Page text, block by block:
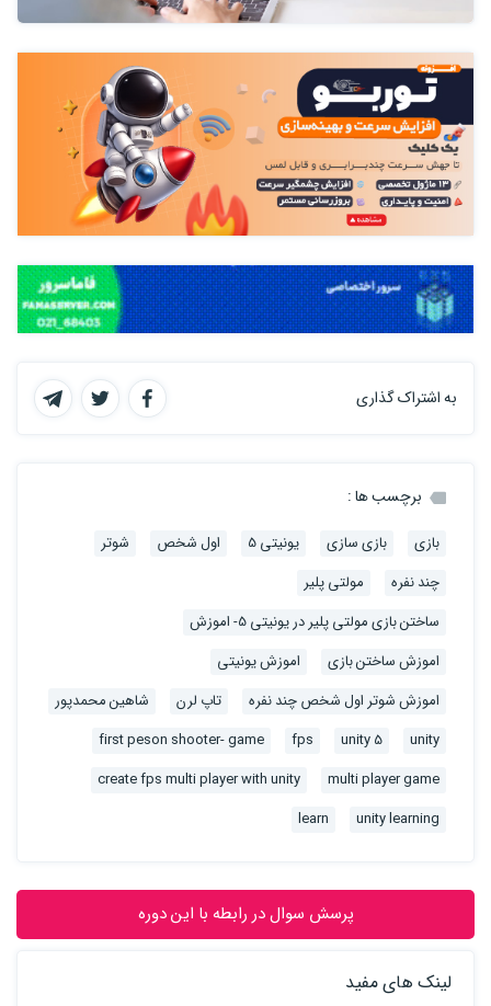
به اشتراک گذاری
برچسب ها :
بازی بازی سازی یونیتی 5 اول شخص
شوتر
چند نفره
مولتی پلیر
ساختن بازی مولتی پلیر در یونیتی 5- اموزش
اموزش ساختن بازی
اموزش یونیتی
اموزش شوتر اول شخص چند نفره
تاپ لرن
شاهین محمدپور
unity
unity 5
fps
first peson shooter- game
multi player game
create fps multi player with unity
unity learning
learn
پرسش سوال در رابطه با این دوره
لینک های مفید